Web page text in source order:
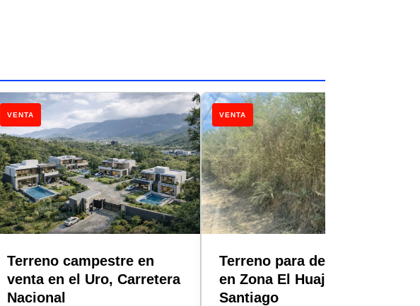
VENTA
Terreno campestre en
venta en el Uro, Carretera
Nacional
VENTA
Terreno para desarrollar
en Zona El Huajuquito,
Santiago